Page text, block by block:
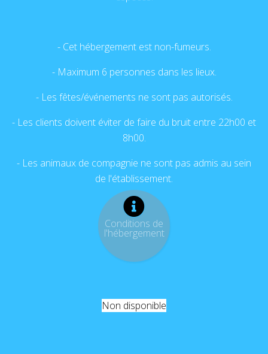
- Cet hébergement est non-fumeurs.
- Maximum 6 personnes dans les lieux.
- Les fêtes/événements ne sont pas autorisés.
- Les clients doivent éviter de faire du bruit entre 22h00 et
8h00.
- Les animaux de compagnie ne sont pas admis au sein
de l'établissement.
Conditions de
l'hébergement
Non disponible